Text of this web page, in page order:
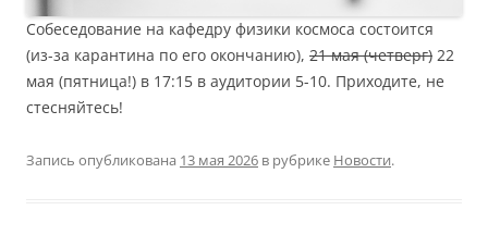
Собеседование на кафедру физики космоса состоится
(из-за карантина по его окончанию), 21 мая (четверг) 22
мая (пятница!) в 17:15 в аудитории 5-10. Приходите, не
стесняйтесь!
Запись опубликована 13 мая 2026 в рубрике Новости.